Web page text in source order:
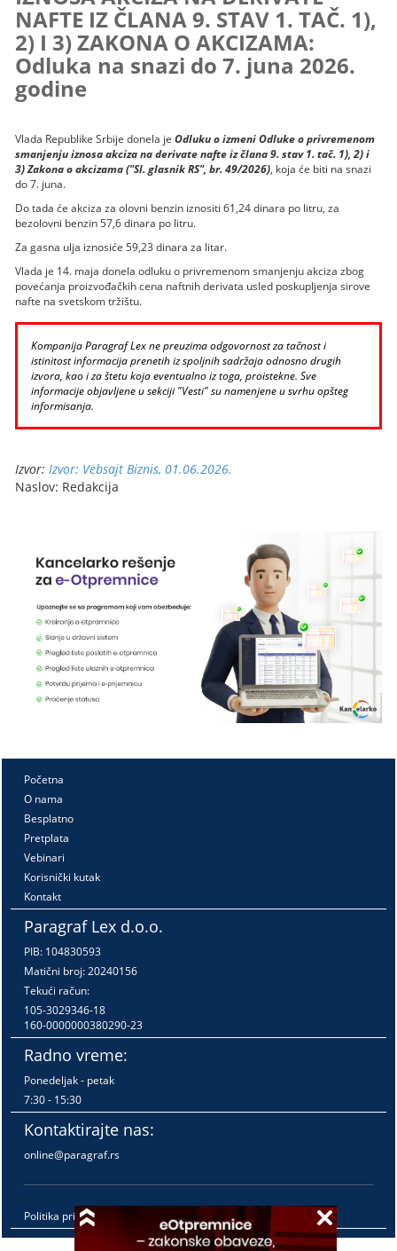
NAFTE IZ ČLANA 9. STAV 1. TAČ. 1),
2) I 3) ZAKONA O AKCIZAMA:
Odluka na snazi do 7. juna 2026.
godine
Vlada Republike Srbije donela jeOdluku o izmeni Odluke o privremenom
smanjenju iznosa akciza na derivate nafte iz člana 9. stav 1. tač. 1), 2) i
3) Zakona o akcizama ("Sl. glasnik RS", br. 49/2026), koja će biti na snazi
do 7. juna.
Do tada će akciza za olovni benzin iznositi 61,24 dinara po litru, za
bezolovni benzin 57,6 dinara po litru.
Za gasna ulja iznosiće 59,23 dinara za litar.
Vlada je 14. maja donela odluku o privremenom smanjenju akciza zbog
povećanja proizvođačkih cena naftnih derivata usled poskupljenja sirove
nafte na svetskom tržištu.
Kompanija Paragraf Lex ne preuzima odgovornost za tačnost i
istinitost informacija prenetih iz spoljnih sadržaja odnosno drugih
izvora, kao i za štetu koja eventualno iz toga, proistekne. Sve
informacije objavljene u sekciji "Vesti" su namenjene u svrhu opšteg
informisanja.
Izvor: Izvor: Vebsajt Biznis, 01.06.2026.
Naslov: Redakcija
Početna
O nama
Besplatno
Pretplata
Vebinari
Korisnički kutak
Kontakt
Paragraf Lex d.o.o.
PIB: 104830593
Matični broj: 20240156
Tekući račun:
105-3029346-18
160-0000000380290-23
Radno vreme:
Ponedeljak - petak
7:30 - 15:30
Kontaktirajte nas:
online@paragraf.rs
Politika privatnosti